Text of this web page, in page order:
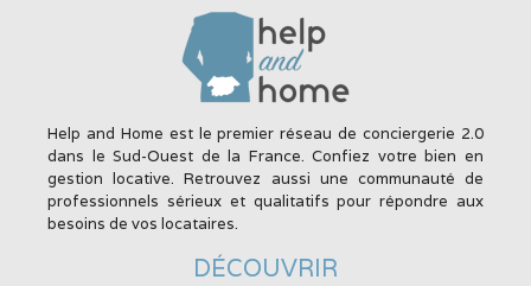
Help and Home est le premier réseau de conciergerie 2.0
dans le Sud-Ouest de la France. Confiez votre bien en
gestion locative. Retrouvez aussi une communauté de
professionnels sérieux et qualitatifs pour répondre aux
besoins de vos locataires.
DÉCOUVRIR